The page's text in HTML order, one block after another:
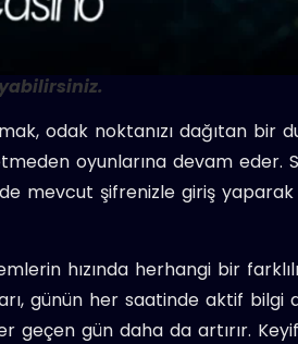
odak noktanızı dağıtan bir
oyunlarına devam eder.
mevcut şifrenizle giriş yaparak
hızında herhangi bir
günün her saatinde aktif bilgi
geçen gün daha da artırır.